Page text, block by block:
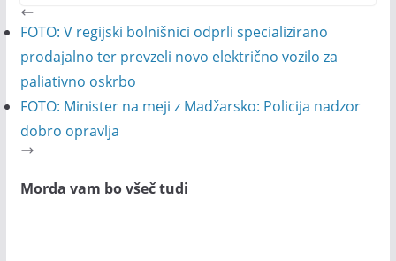
FOTO: V regijski bolnišnici odprli specializirano
prodajalno ter prevzeli novo električno vozilo za
paliativno oskrbo
FOTO: Minister na meji z Madžarsko: Policija nadzor
dobro opravlja
Morda vam bo všeč tudi